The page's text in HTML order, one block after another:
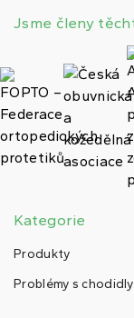
Jsme členy
Kategorie
Produkty
Problémy s chodidly